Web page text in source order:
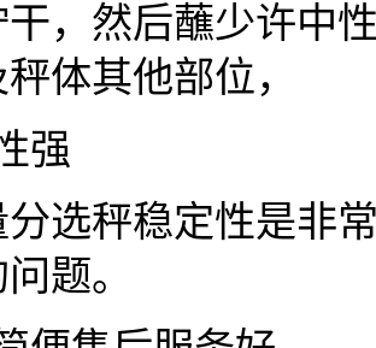
，然后蘸少许中
体其他部位，
强
选秤稳定性是非
题。